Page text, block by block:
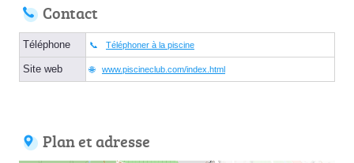
Contact
Téléphone Téléphoner à la piscine
Site web www.piscineclub.com/index.html
Plan et adresse